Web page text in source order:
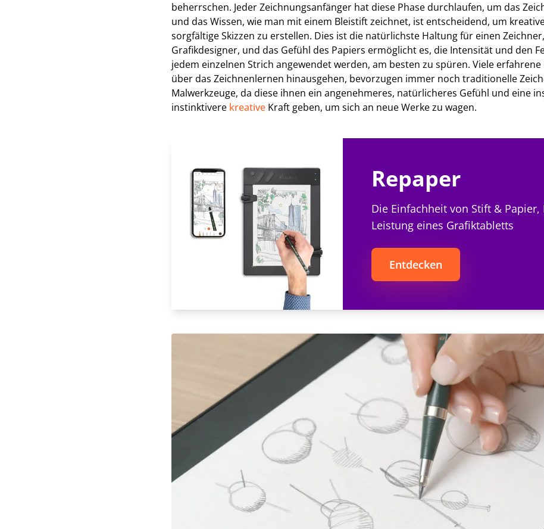
beherrschen. Jeder Zeichnungsanfänger hat diese Phase durchlaufen, um das
und das Wissen, wie man mit einem Bleistift zeichnet, ist entscheidend, um
sorgfältige Skizzen zu erstellen. Dies ist die natürlichste Haltung für einen
Grafikdesigner, und das Gefühl des Papiers ermöglicht es, die Intensität und den
jedem einzelnen Strich angewendet werden, am besten zu spüren. Viele
über das Zeichnenlernen hinausgehen, bevorzugen immer noch traditionelle
Malwerkzeuge, da diese ihnen ein angenehmeres, natürlicheres Gefühl und eine
instinktivere kreative Kraft geben, um sich an neue Werke zu wagen.
Repaper
Die Einfachheit von Stift & Papier,
Leistung eines Grafiktabletts
Entdecken